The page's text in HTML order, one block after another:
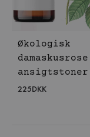
Økologisk
damaskusrose
ansigtstoner
225DKK